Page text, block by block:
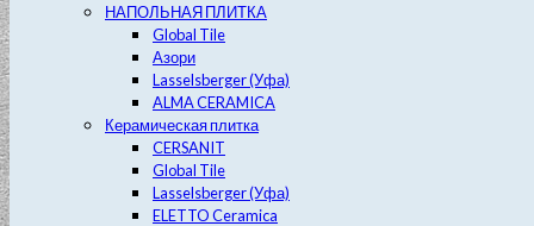
НАПОЛЬНАЯ ПЛИТКА
Global Tile
Азори
Lasselsberger (Уфа)
ALMA CERAMICA
Керамическая плитка
CERSANIT
Global Tile
Lasselsberger (Уфа)
ELETTO Ceramica